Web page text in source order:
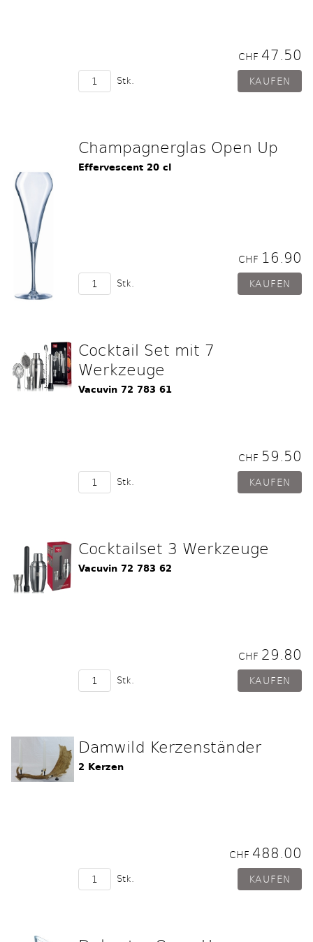
CHF 47.50
Stk.
Champagnerglas Open Up
Effervescent 20 cl
CHF 16.90
Stk.
Cocktail Set mit 7
Werkzeuge
Vacuvin 72 783 61
CHF 59.50
Stk.
Cocktailset 3 Werkzeuge
Vacuvin 72 783 62
CHF 29.80
Stk.
Damwild Kerzenständer
2 Kerzen
CHF 488.00
Stk.